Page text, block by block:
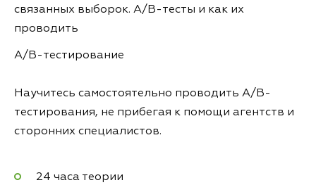
связанных выборок. A/B-тесты и как их
проводить
A/B-тестирование
Научитесь самостоятельно проводить A/B-
тестирования, не прибегая к помощи агентств и
сторонних специалистов.
24 часа теории